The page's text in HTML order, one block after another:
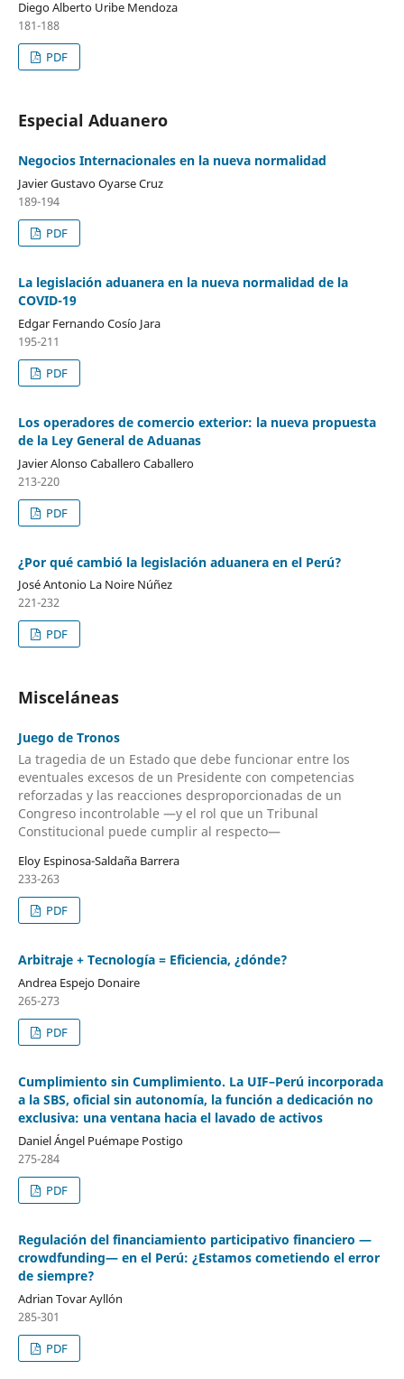
Diego Alberto Uribe Mendoza
181-188
PDF
Especial Aduanero
Negocios Internacionales en la nueva normalidad
Javier Gustavo Oyarse Cruz
189-194
PDF
La legislación aduanera en la nueva normalidad de la
COVID-19
Edgar Fernando Cosío Jara
195-211
PDF
Los operadores de comercio exterior: la nueva propuesta
de la Ley General de Aduanas
Javier Alonso Caballero Caballero
213-220
PDF
¿Por qué cambió la legislación aduanera en el Perú?
José Antonio La Noire Núñez
221-232
PDF
Misceláneas
Juego de Tronos
La tragedia de un Estado que debe funcionar entre los
eventuales excesos de un Presidente con competencias
reforzadas y las reacciones desproporcionadas de un
Congreso incontrolable —y el rol que un Tribunal
Constitucional puede cumplir al respecto—
Eloy Espinosa-Saldaña Barrera
233-263
PDF
Arbitraje + Tecnología = Eficiencia, ¿dónde?
Andrea Espejo Donaire
265-273
PDF
Cumplimiento sin Cumplimiento. La UIF–Perú incorporada
a la SBS, oficial sin autonomía, la función a dedicación no
exclusiva: una ventana hacia el lavado de activos
Daniel Ángel Puémape Postigo
275-284
PDF
Regulación del financiamiento participativo financiero —
crowdfunding— en el Perú: ¿Estamos cometiendo el error
de siempre?
Adrian Tovar Ayllón
285-301
PDF